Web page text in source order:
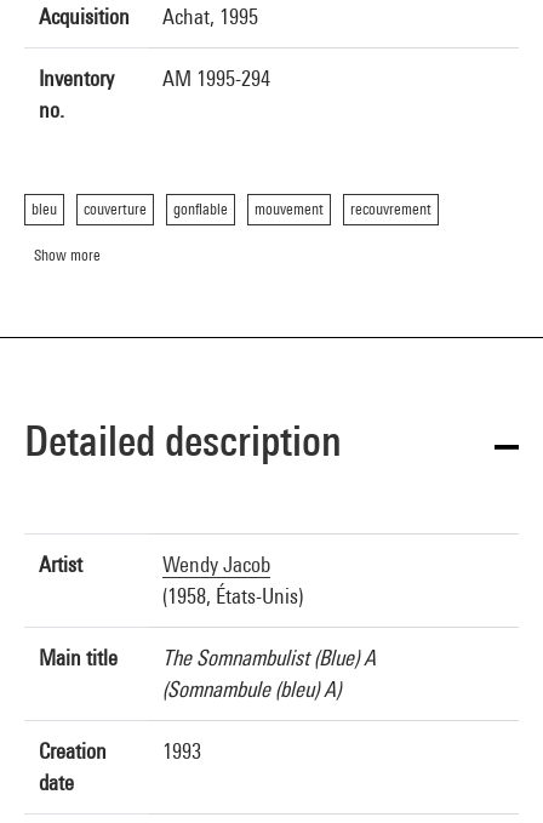
Acquisition Achat, 1995
Inventory
no.
AM 1995-294
bleu couverture gonflable mouvement recouvrement
Show more
Detailed description
Artist
Wendy Jacob
(1958, États-Unis)
Main title
The Somnambulist (Blue) A
(Somnambule (bleu) A)
Creation
date
1993